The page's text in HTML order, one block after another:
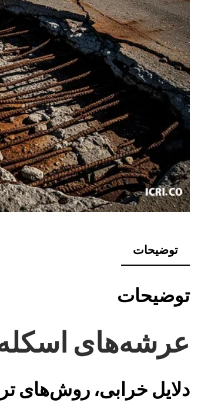
توضیحات
توضیحات
عرشه‌های اسکله
دلایل خرابی، روش‌های